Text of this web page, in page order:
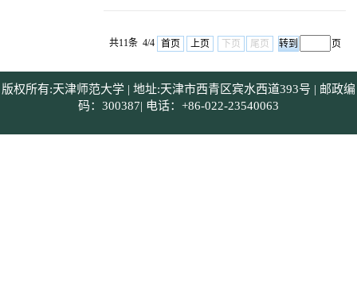
共11条 4/4 首页 上页 下页 尾页 页
版权所有:天津师范大学 | 地址:天津市西青区宾水西道393号 | 邮政编
码：300387| 电话：+86-022-23540063